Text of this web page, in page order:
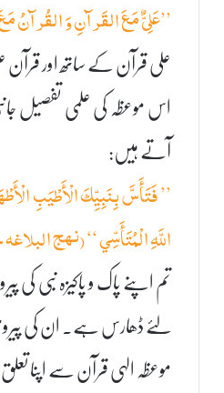
’’عَلِیٌّ مَعَ القَرآنِ وَ القُرآنُ
علی قرآن کے ساتھ اور
اس موعظہ کی علمی تفصیل
آتے ہیں:
’’ فَتَأَسَّ بِنَبِيِّكَ الْأَطْيَبِ
اللَّهِ الْمُتَأَسِّي ‘‘ (نہج البلاغہ
تم اپنے پاک و پاکیزہ نبی
لئے ڈھارس ہے۔ ان کی
موعظہ الہی قرآن سے اپنا